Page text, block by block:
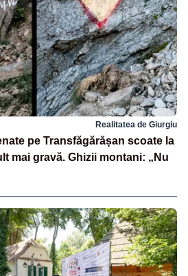
Realitatea de Giurgiu
pe Transfăgărășan scoate la
mai gravă. Ghizii montani: „Nu